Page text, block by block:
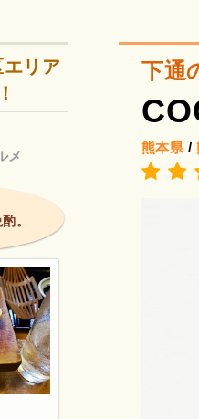
下通
熊本県 /
リア
メ
。